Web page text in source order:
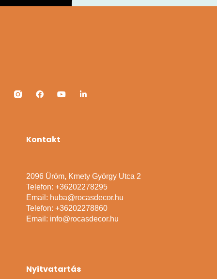
Kontakt
2096 Üröm, Kmety György Utca 2
Telefon: +36202278295
Email: huba@rocasdecor.hu
Telefon: +36202278860
Email: info@rocasdecor.hu
Nyitvatartás